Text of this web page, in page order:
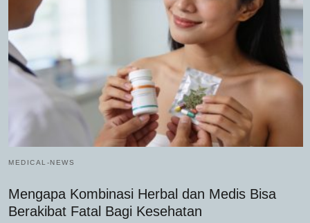
MEDICAL-NEWS
Mengapa Kombinasi Herbal dan Medis Bisa
Berakibat Fatal Bagi Kesehatan